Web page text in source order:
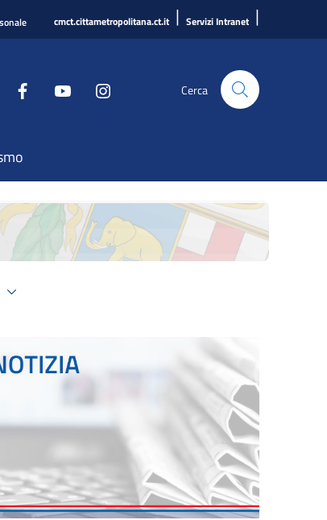
cmct.cittametropolitana.ct.it | Servizi Intranet |
Cerca